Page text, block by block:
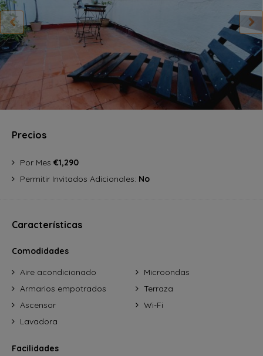
Precios
Por Mes €1,290
Permitir Invitados Adicionales: No
Características
Comodidades
Aire acondicionado
Armarios empotrados
Ascensor
Lavadora
Microondas
Terraza
Wi-Fi
Facilidades